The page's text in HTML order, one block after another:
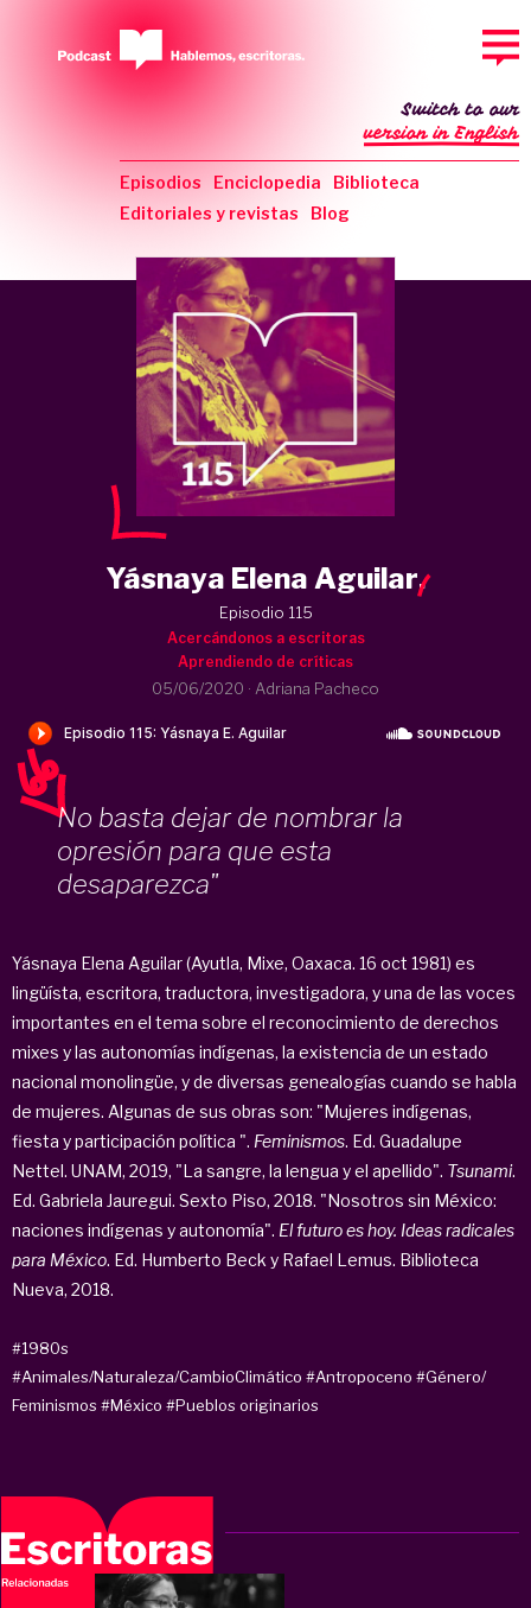
Episodios Enciclopedia
Biblioteca
Editoriales y revistas
Blog
Switch to our
version in English
Yásnaya Elena Aguilar.
Episodio 115
Acercándonos a escritoras
Aprendiendo de críticas
05/06/2020 · Adriana Pacheco
No basta dejar de nombrar la
opresión para que esta
desaparezca"
Yásnaya Elena Aguilar (Ayutla, Mixe, Oaxaca. 16 oct 1981) es
lingüísta, escritora, traductora, investigadora, y una de las voces
importantes en el tema sobre el reconocimiento de derechos
mixes y las autonomías indígenas, la existencia de un estado
nacional monolingüe, y de diversas genealogías cuando se habla
de mujeres. Algunas de sus obras son: "Mujeres indígenas,
fiesta y participación política ". Feminismos. Ed. Guadalupe
Nettel. UNAM, 2019, "La sangre, la lengua y el apellido". Tsunami.
Ed. Gabriela Jauregui. Sexto Piso, 2018. "Nosotros sin México:
naciones indígenas y autonomía". El futuro es hoy. Ideas radicales
para México. Ed. Humberto Beck y Rafael Lemus. Biblioteca
Nueva, 2018.
#1980s
#Animales/Naturaleza/CambioClimático #Antropoceno #Género/
Feminismos #México #Pueblos originarios